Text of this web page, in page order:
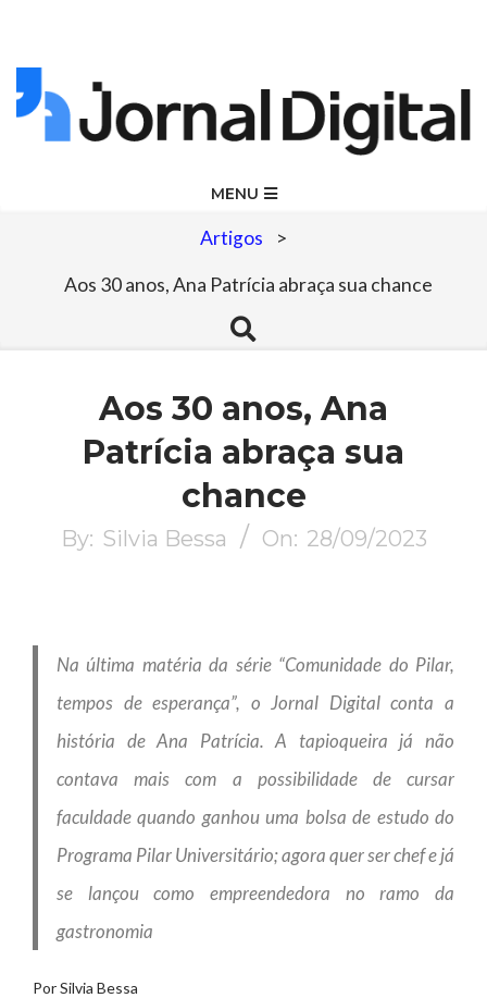
Skip
to
Jornal
Digital
MENU
Artigos >
Aos 30 anos, Ana Patrícia abraça sua chance
Search
Aos 30 anos, Ana
Patrícia abraça sua
chance
By: Silvia Bessa On: 28/09/2023
Na última matéria da série “Comunidade do Pilar,
tempos de esperança”, o Jornal Digital conta a
história de Ana Patrícia. A tapioqueira já não
contava mais com a possibilidade de cursar
faculdade quando ganhou uma bolsa de estudo do
Programa Pilar Universitário; agora quer ser chef e já
se lançou como empreendedora no ramo da
gastronomia
Por Silvia Bessa